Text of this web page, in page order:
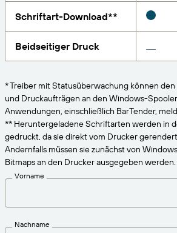
PRODUKT
Kostenlos testen
Technische Daten
Produktregistrierung
Print Connectors
Amazon Transparency
Lösungsübersicht
Über uns
Nachrichten
Reifegradmodell für
Nachverfolgbarkeit
Erhalten Sie die Unterstützung, die
Schriftart-Download**
Beidseitiger Druck
* Treiber mit Statusüberwachung können
und Druckaufträgen an den Windows-
Anwendungen, einschließlich BarTender,
** Heruntergeladene Schriftarten werden in
gedruckt, da sie direkt vom Drucker
Andernfalls müssen sie zunächst von
Bitmaps an den Drucker ausgegeben werden.
Vorname
Nachname